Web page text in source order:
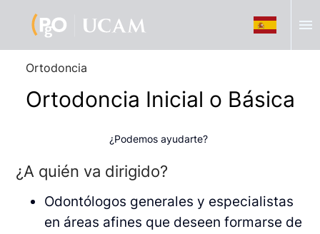
menu
Ortodoncia
Ortodoncia Inicial o Básica
¿Podemos ayudarte?
¿A quién va dirigido?
Odontólogos generales y especialistas
en áreas afines que deseen formarse de